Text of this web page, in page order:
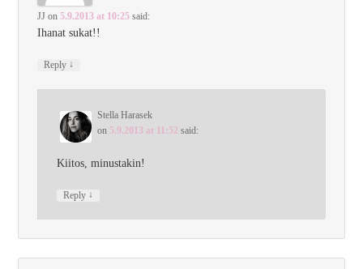
JJ on5.9.2013 at 10:25 said:
Ihanat sukat!!
Reply ↓
Stella Harasek
on 5.9.2013 at 11:52 said:
Kiitos, minustakin!
Reply ↓